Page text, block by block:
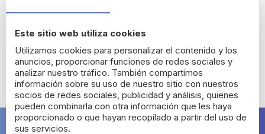
Crearte una cuenta tiene muchos beneficios: termina tus
pedidos y más.
Crear una cuenta
Este sitio web utiliza cookies
Utilizamos cookies para personalizar el contenido y los
anuncios, proporcionar funciones de redes sociales y
analizar nuestro tráfico. También compartimos
información sobre su uso de nuestro sitio con nuestros
socios de redes sociales, publicidad y análisis, quienes
pueden combinarla con otra información que les haya
proporcionado o que hayan recopilado a partir del uso de
sus servicios.